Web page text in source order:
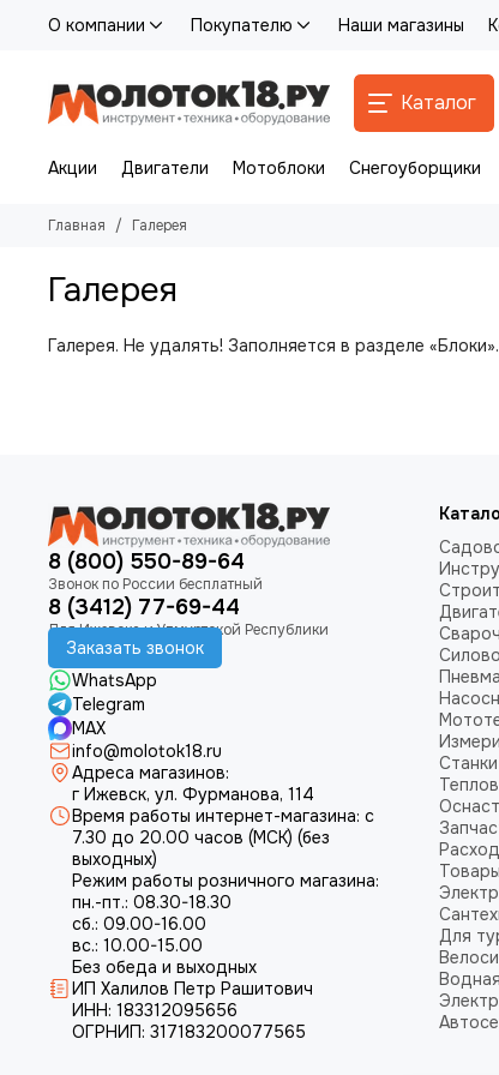
О компании Покупателю Наши магазины
Каталог
Акции Двигатели Мотоблоки Снегоуборщики
Главная Галерея
Галерея
Галерея. Не удалять! Заполняется в разделе «Блоки».
8 (800) 550-89-64
8 (3412) 77-69-44
Заказать звонок
WhatsApp
Telegram
MAX
info@molotok18.ru
Адреса магазинов:
г Ижевск, ул. Фурманова, 114
Время работы интернет-магазина: с
7.30 до 20.00 часов (МСК) (без
выходных)
Режим работы розничного магазина:
пн.-пт.: 08.30-18.30
сб.: 09.00-16.00
вс.: 10.00-15.00
Без обеда и выходных
ИП Халилов Петр Рашитович
ИНН: 183312095656
ОГРНИП: 317183200077565
Станки
Для